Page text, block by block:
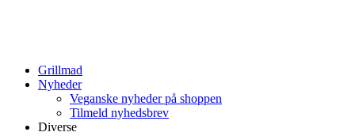
Grillmad
Nyheder
Veganske nyheder på shoppen
Tilmeld nyhedsbrev
Diverse